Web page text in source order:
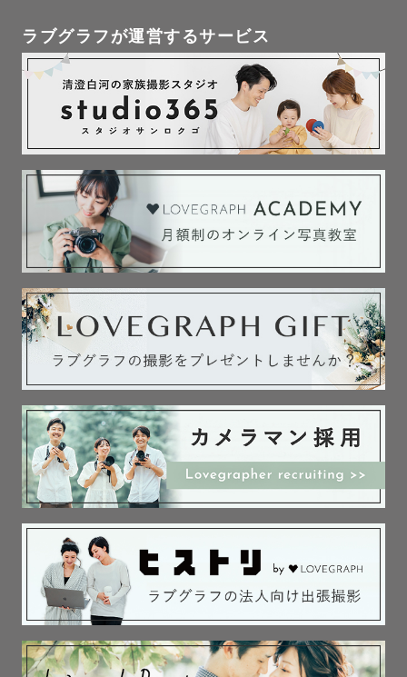
＊はだかんぼ＋黒背景/布背景/シフォン背景
◎プレミアムポージング
追加オプション(税込11000円)にて撮影可能です。
＊ポテトサック（起き上がりこぼしが立っているようなポ
ーズ）
＊バムアップ（おしりがぷりっと上がるポーズ）
＊チンオンハンズ(いい湯だなポーズ)
※こちらのプランでは日常カットもお撮りしています。
※赤ちゃんが深く眠ってくれやすい生後2週間以内での撮影
がおすすめです。
※事前にご相談いただけましたら、お産日が前後した際に
も調整できるよう準備します。
※大きな荷物を持参するため、徒歩10分以上かかる場合、
お迎えに来ていただくか、タクシーを使用させていただく
ことがあります。
※公共交通機関での移動のため、遠方の場合は荷物の郵送
費用のご負担を相談させていただくことがあります。
※ポーズ数を追加したい場合は時間延長オプション（税込
11000円）にて対応させていただきます。
▷撮影可能エリア
東京・神奈川・千葉・埼玉（※）
その他の地域でも交通費をいただければ全国撮影に伺いま
す。
※カメラマン自宅より交通費が往復で3000円以上となる場
ラブグラフが運営するサービス